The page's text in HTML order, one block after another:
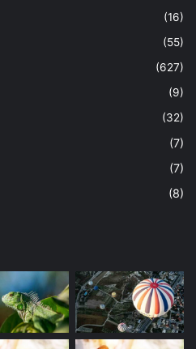
(16)
(55)
(627)
(9)
(32)
(7)
(7)
(8)